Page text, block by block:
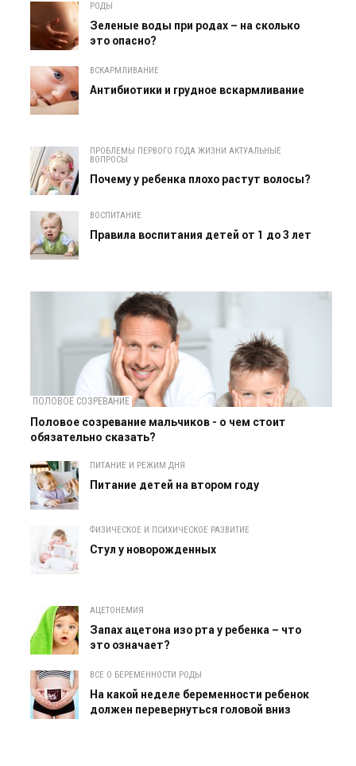
РОДЫ
Зеленые воды при родах – на сколько
это опасно?
ВСКАРМЛИВАНИЕ
Антибиотики и грудное вскармливание
ПРОБЛЕМЫ ПЕРВОГО ГОДА ЖИЗНИ АКТУАЛЬНЫЕ
ВОПРОСЫ
Почему у ребенка плохо растут волосы?
ВОСПИТАНИЕ
Правила воспитания детей от 1 до 3 лет
ПОЛОВОЕ СОЗРЕВАНИЕ
Половое созревание мальчиков - о чем стоит
обязательно сказать?
ПИТАНИЕ И РЕЖИМ ДНЯ
Питание детей на втором году
ФИЗИЧЕСКОЕ И ПСИХИЧЕСКОЕ РАЗВИТИЕ
Cтул у новорожденных
АЦЕТОНЕМИЯ
Запах ацетона изо рта у ребенка – что
это означает?
ВСЕ О БЕРЕМЕННОСТИ РОДЫ
На какой неделе беременности ребенок
должен перевернуться головой вниз